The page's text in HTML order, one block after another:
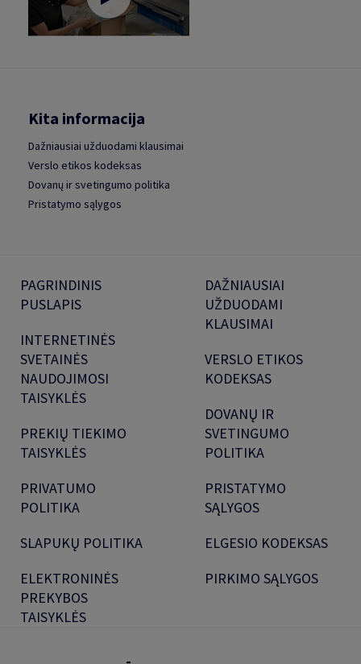
Kita informacija
Dažniausiai užduodami klausimai
Verslo etikos kodeksas
Dovanų ir svetingumo politika
Pristatymo sąlygos
PAGRINDINIS
PUSLAPIS
INTERNETINĖS
SVETAINĖS
NAUDOJIMOSI
TAISYKLĖS
PREKIŲ TIEKIMO
TAISYKLĖS
PRIVATUMO
POLITIKA
SLAPUKŲ POLITIKA
ELEKTRONINĖS
PREKYBOS
TAISYKLĖS
DAŽNIAUSIAI
UŽDUODAMI
KLAUSIMAI
VERSLO ETIKOS
KODEKSAS
DOVANŲ IR
SVETINGUMO
POLITIKA
PRISTATYMO
SĄLYGOS
ELGESIO KODEKSAS
PIRKIMO SĄLYGOS